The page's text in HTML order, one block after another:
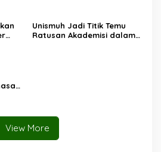
Unismuh Jadi Titik Temu
Ratusan Akademisi dalam
View More